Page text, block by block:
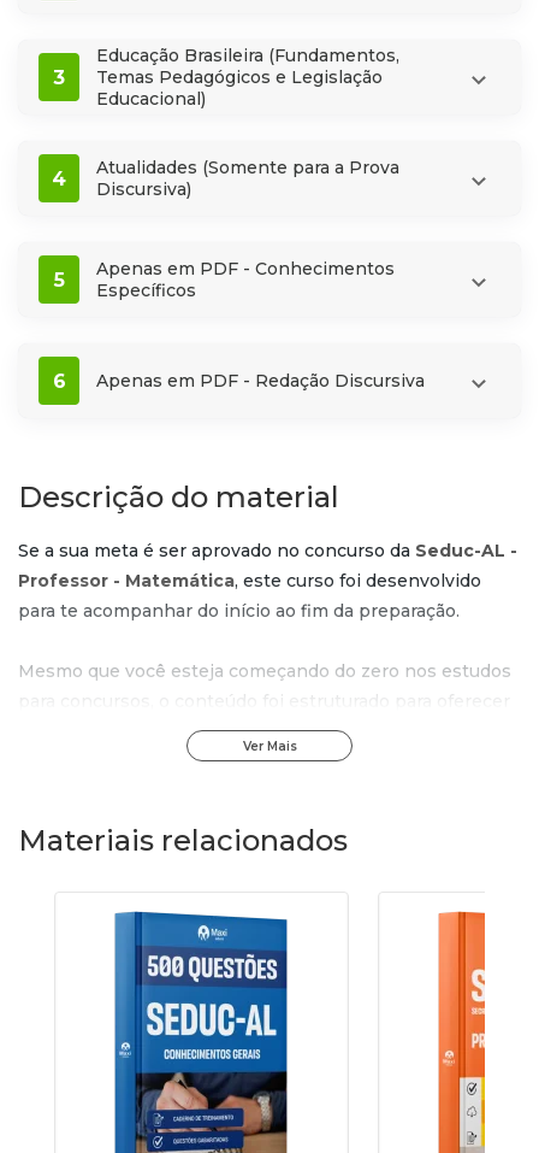
3
Educação Brasileira (Fundamentos,
Temas Pedagógicos e Legislação
Educacional)
4
Atualidades (Somente para a Prova
Discursiva)
5
Apenas em PDF - Conhecimentos
Específicos
6 Apenas em PDF - Redação Discursiva
Descrição do material
Se a sua meta é ser aprovado no concurso da Seduc-AL -
Professor - Matemática, este curso foi desenvolvido
para te acompanhar do início ao fim da preparação.
Mesmo que você esteja começando do zero nos estudos
para concursos, o conteúdo foi estruturado para oferecer
um percurso claro, organizado e sem complicações,
trazendo mais segurança desde as primeiras aulas.
exemplos práticos e uma linguagem simples, tornando o
MOTIVOS PARA ESTUDAR COM ESTE CURSO:
Aulas em vídeocom explicações claras e dinâmicas,
acompanhadas de slides que ajudam a fixar o conteúdo;
Material atualizadoconforme o último edital e sem
Professores especialistasem concursos, que ensinam
Ver Mais
Materiais relacionados